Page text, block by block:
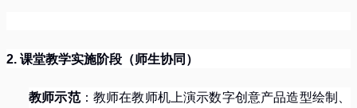
2. 课堂教学实施阶段（师生协同）
教师示范：教师在教师机上演示数字创意产品造型绘制、